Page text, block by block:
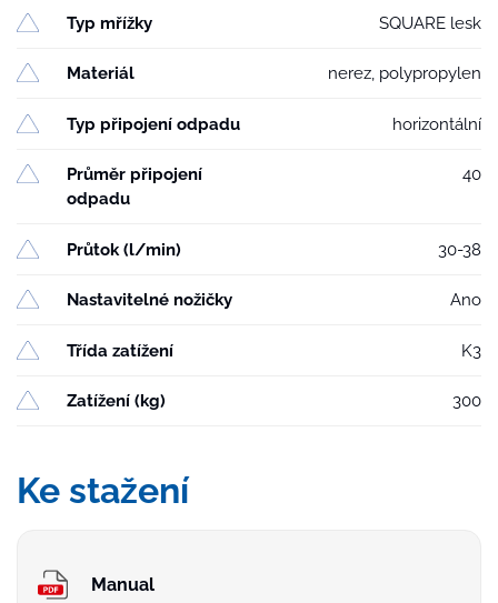
Typ mřížky SQUARE lesk
Materiál nerez, polypropylen
Typ připojení odpadu horizontální
Průměr připojení
odpadu
40
Průtok (l/min) 30-38
Nastavitelné nožičky Ano
Třída zatížení K3
Zatížení (kg) 300
Ke stažení
Manual